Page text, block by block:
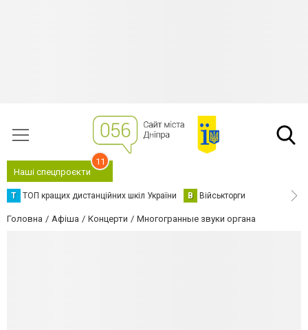
Наші спецпроєкти
11
Т ТОП кращих дистанційних шкіл України В Військторги
Головна Афіша Концерти Многогранные звуки органа